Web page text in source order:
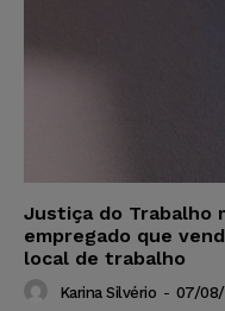
Justiça do Trabalho
empregado que
local de trabalho
Karina Silvério - 07/